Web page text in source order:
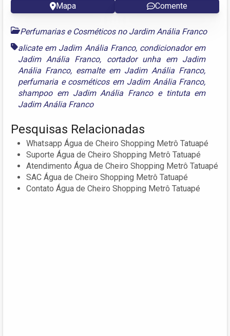
Mapa Comente
Perfumarias e Cosméticos no Jardim Anália Franco
alicate em Jadim Anália Franco, condicionador em
Jadim Anália Franco, cortador unha em Jadim
Anália Franco, esmalte em Jadim Anália Franco,
perfumaria e cosméticos em Jadim Anália Franco,
shampoo em Jadim Anália Francoe tintuta em
Jadim Anália Franco
Pesquisas Relacionadas
Whatsapp Água de Cheiro Shopping Metrô Tatuapé
Suporte Água de Cheiro Shopping Metrô Tatuapé
Atendimento Água de Cheiro Shopping Metrô Tatuapé
SAC Água de Cheiro Shopping Metrô Tatuapé
Contato Água de Cheiro Shopping Metrô Tatuapé